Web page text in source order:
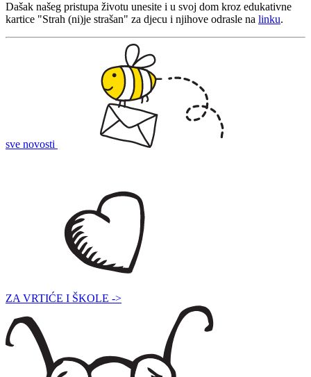
Dašak našeg pristupa životu unesite i u svoj dom kroz edukativne
kartice "Strah (ni)je strašan" za djecu i njihove odrasle na linku.
sve novosti
ZA VRTIĆE I ŠKOLE ->